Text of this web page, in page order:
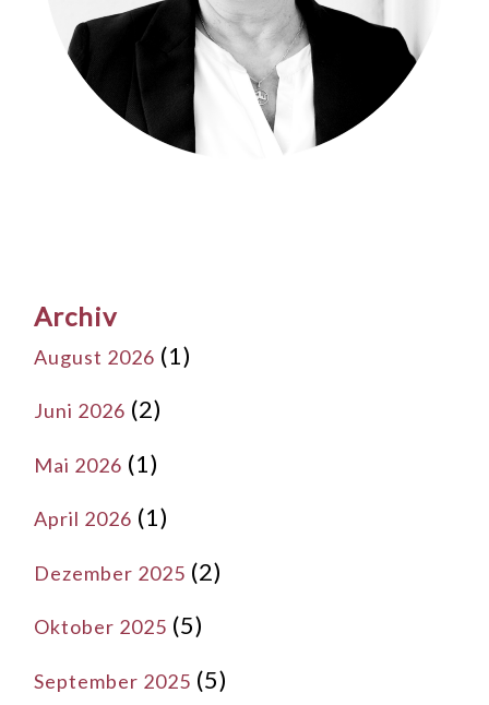
Archiv
August 2026 (1)
Juni 2026 (2)
Mai 2026 (1)
April 2026 (1)
Dezember 2025 (2)
Oktober 2025 (5)
September 2025 (5)